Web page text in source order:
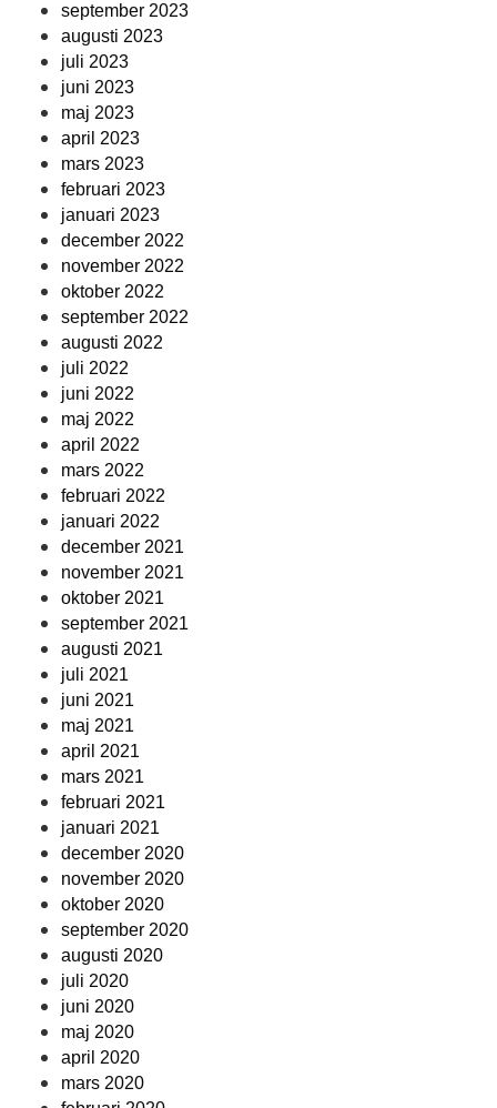
september 2023
augusti 2023
juli 2023
juni 2023
maj 2023
april 2023
mars 2023
februari 2023
januari 2023
december 2022
november 2022
oktober 2022
september 2022
augusti 2022
juli 2022
juni 2022
maj 2022
april 2022
mars 2022
februari 2022
januari 2022
december 2021
november 2021
oktober 2021
september 2021
augusti 2021
juli 2021
juni 2021
maj 2021
april 2021
mars 2021
februari 2021
januari 2021
december 2020
november 2020
oktober 2020
september 2020
augusti 2020
juli 2020
juni 2020
maj 2020
april 2020
mars 2020